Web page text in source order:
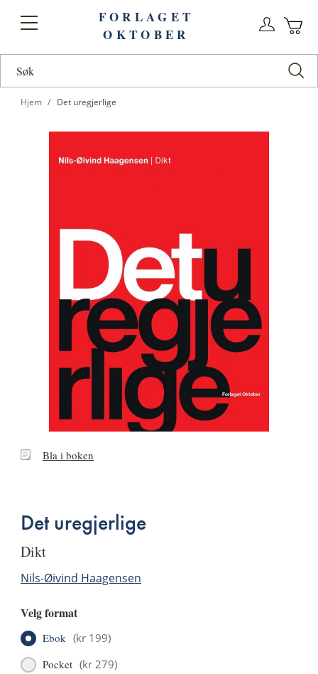
Toggle
FORLAGET
OKTOBER
Hjem Det uregjerlige
BlaBla i boken
Det uregjerlige
dikt
Nils-Øivind Haagensen
Velg format
Ebok (kr 199)
Pocket (kr 279)